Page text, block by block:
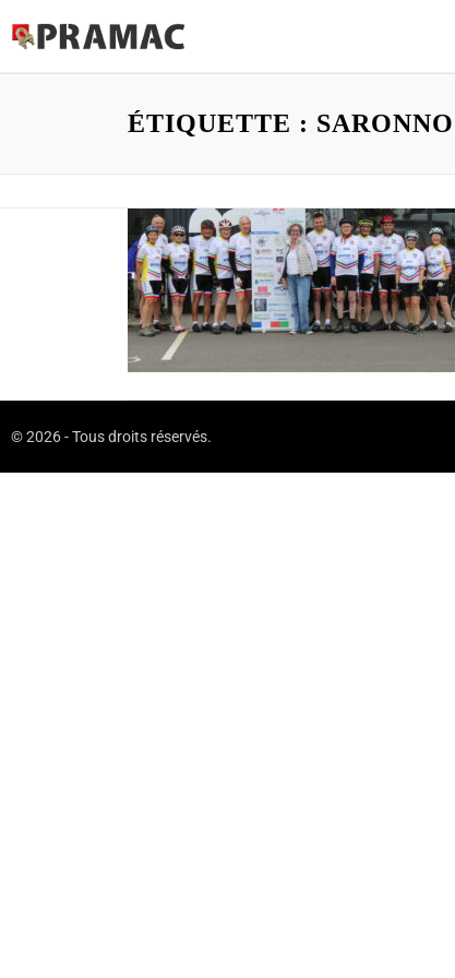
ÉTIQUETTE : SARONNO
© 2026 - Tous droits réservés.